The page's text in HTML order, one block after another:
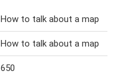
How to talk about a map
How to talk about a map
650